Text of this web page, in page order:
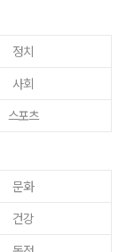
정치
사회
스포츠
문화
건강